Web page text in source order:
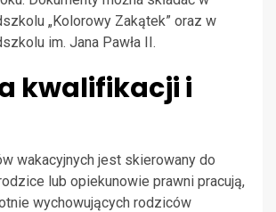
„Kolorowy Zakątek” oraz w
im. Jana Pawła II.
kwalifikacji i
wakacyjnych jest skierowany do
lub opiekunowie prawni pracują,
wychowujących rodziców